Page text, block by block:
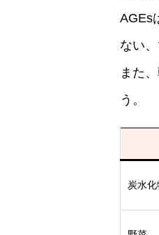
AGEs
ない
また
う。
炭水化